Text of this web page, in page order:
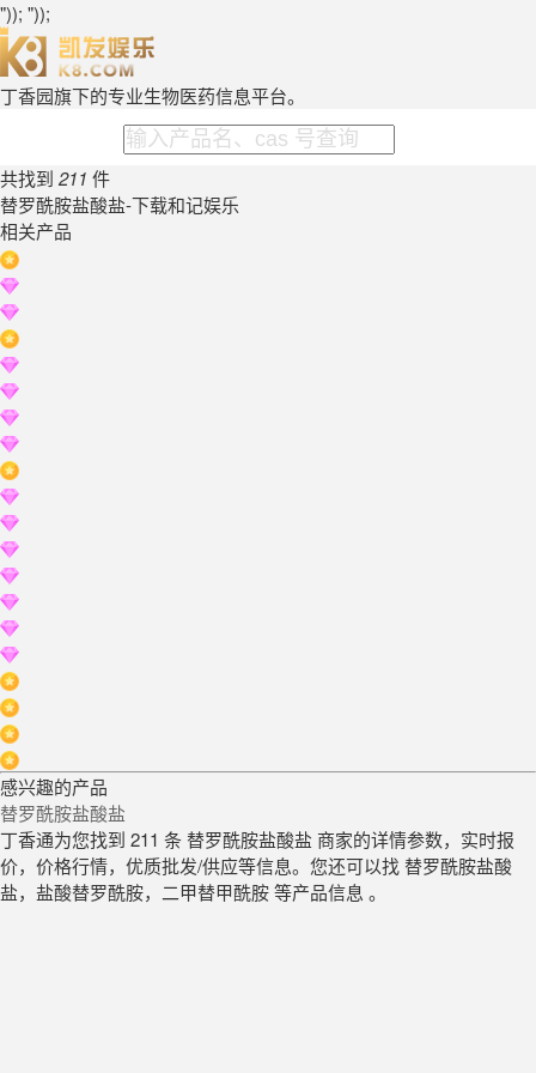
")); "));
丁香园旗下的专业生物医药信息平台。
共找到 211 件
替罗酰胺盐酸盐-下载和记娱乐
相关产品
感兴趣的产品
替罗酰胺盐酸盐
丁香通为您找到 211 条 替罗酰胺盐酸盐 商家的详情参数，实时报
价，价格行情，优质批发/供应等信息。您还可以找 替罗酰胺盐酸
盐，盐酸替罗酰胺，二甲替甲酰胺 等产品信息 。